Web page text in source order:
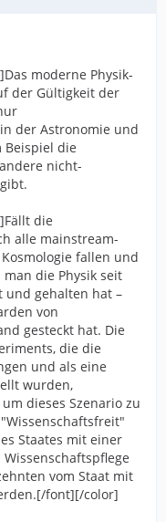
moderne Physik-
der Gültigkeit der
der Astronomie und
Beispiel die
nicht-
die
alle mainstream-
fallen und
die Physik seit
und gehalten hat –
von
gesteckt hat. Die
die die
und als eine
wurden,
dieses Szenario zu
Staates mit einer
vom Staat mit
font][/color]